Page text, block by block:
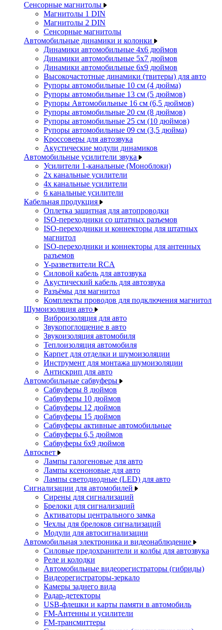
Сенсорные магнитолы
Магнитолы 1 DIN
Магнитолы 2 DIN
Сенсорные магнитолы
Автомобильные динамики и колонки
Динамики автомобильные 4x6 дюймов
Динамики автомобильные 5x7 дюймов
Динамики автомобильные 6x9 дюймов
Высокочастотные динамики (твитеры) для авто
Рупоры автомобильные 10 см (4 дюйма)
Рупоры автомобильные 13 см (5 дюймов)
Рупоры Автомобильные 16 см (6,5 дюймов)
Рупоры автомобильные 20 см (8 дюймов)
Рупоры автомобильные 25 см (10 дюймов)
Рупоры автомобильные 09 см (3,5 дюйма)
Кроссоверы для автозвука
Акустические модули динамиков
Автомобильные усилители звука
Усилители 1-канальные (Моноблоки)
2х канальные усилители
4х канальные усилители
6 канальные усилители
Кабельная продукция
Оплетка защитная для автопроводки
ISO-переходники со штатных разъемов
ISO-переходники и коннекторы для штатных
магнитол
ISO-переходники и коннекторы для антенных
разъемов
Y-разветвители RCA
Силовой кабель для автозвука
Акустический кабель для автозвука
Разъёмы для магнитол
Комплекты проводов для подключения магнитол
Шумоизоляция авто
Виброизоляция для авто
Звукопоглощение в авто
Звукоизоляция автомобиля
Теплоизоляция автомобиля
Карпет для отделки и шумоизоляции
Инструмент для монтажа шумоизоляции
Антискрип для авто
Автомобильные сабвуферы
Сабвуферы 8 дюймов
Сабвуферы 10 дюймов
Сабвуферы 12 дюймов
Сабвуферы 15 дюймов
Сабвуферы активные автомобильные
Сабвуферы 6,5 дюймов
Сабвуферы 6x9 дюймов
Автосвет
Лампы галогеновые для авто
Лампы ксеноновые для авто
Лампы светодиодные (LED) для авто
Сигнализации для автомобилей
Сирены для сигнализаций
Брелоки для сигнализаций
Активаторы центрального замка
Чехлы для брелоков сигнализаций
Модули для автосигнализации
Автомобильная электроника и видеонаблюдение
Силовые предохранители и колбы для автозвука
Реле и колодки
Автомобильные видеорегистраторы (гибриды)
Видеорегистраторы-зеркало
Камеры заднего вида
Радар-детекторы
USB-флешки и карты памяти в автомобиль
FM-Антенны и усилители
FM-трансмиттеры